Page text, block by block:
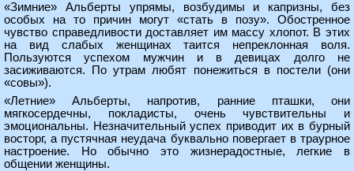
«Зимние» Альберты упрямы, возбудимы и капризны, без
особых на то причин могут «стать в позу». Обостренное
чувство справедливости доставляет им массу хлопот. В этих
на вид слабых женщинах таится непреклонная воля.
Пользуются успехом мужчин и в девицах долго не
засиживаются. По утрам любят понежиться в постели (они
«совы»).
«Летние» Альберты, напротив, ранние пташки, они
мягкосердечны, покладисты, очень чувствительны и
эмоциональны. Незначительный успех приводит их в бурный
восторг, а пустячная неудача буквально повергает в траурное
настроение. Но обычно это жизнерадостные, легкие в
общении женщины.